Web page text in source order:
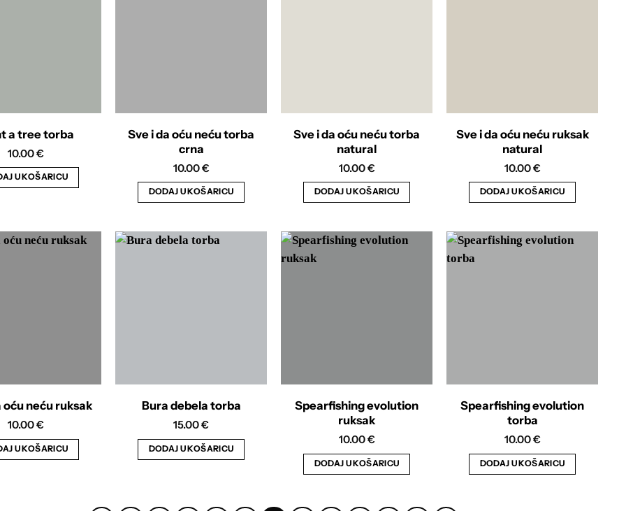
a tree torba
10.00€
U KOŠARICU
Sve i da oću neću torba
crna
10.00€
DODAJ U KOŠARICU
Sve i da oću neću torba
natural
10.00€
DODAJ U KOŠARICU
Sve i da oću neću ruksak
natural
10.00€
DODAJ U KOŠARICU
oću neću ruksak
10.00€
U KOŠARICU
Bura debela torba
15.00€
DODAJ U KOŠARICU
Spearfishing evolution
ruksak
10.00€
DODAJ U KOŠARICU
Spearfishing evolution
torba
10.00€
DODAJ U KOŠARICU